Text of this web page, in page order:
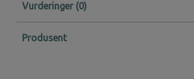
Vurderinger
Produsent